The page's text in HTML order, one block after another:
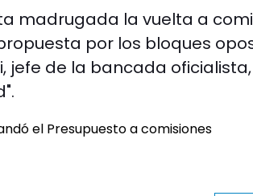
madrugada la vuelta a
por los bloques
jefe de la bancada